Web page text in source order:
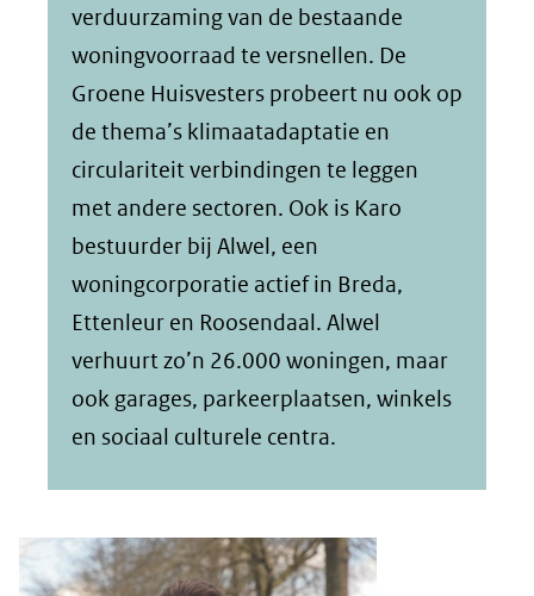
verduurzaming van de bestaande
woningvoorraad te versnellen. De
Groene Huisvesters probeert nu ook op
de thema’s klimaatadaptatie en
circulariteit verbindingen te leggen
met andere sectoren. Ook is Karo
bestuurder bij Alwel, een
woningcorporatie actief in Breda,
Ettenleur en Roosendaal. Alwel
verhuurt zo’n 26.000 woningen, maar
ook garages, parkeerplaatsen, winkels
en sociaal culturele centra.